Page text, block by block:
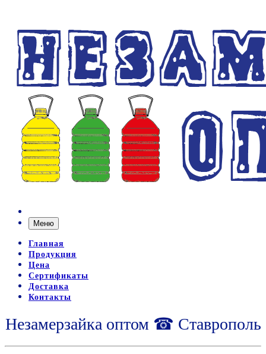
Меню
Главная
Продукция
Цена
Сертификаты
Доставка
Контакты
Незамерзайка оптом ☎ Ставрополь